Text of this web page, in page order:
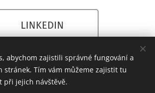
LINKEDIN
© 2017 Wanzl spol. s r.o.
abychom zajistili správné fungování a
stránek. Tím vám můžeme zajistit tu
při jejich návštěvě.